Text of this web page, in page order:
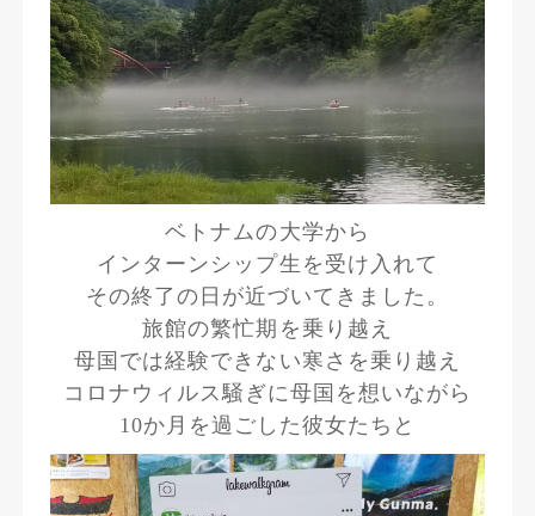
ベトナムの大学から
インターンシップ生を受け入れて
その終了の日が近づいてきました。
旅館の繁忙期を乗り越え
母国では経験できない寒さを乗り越え
コロナウィルス騒ぎに母国を想いながら
10か月を過ごした彼女たちと